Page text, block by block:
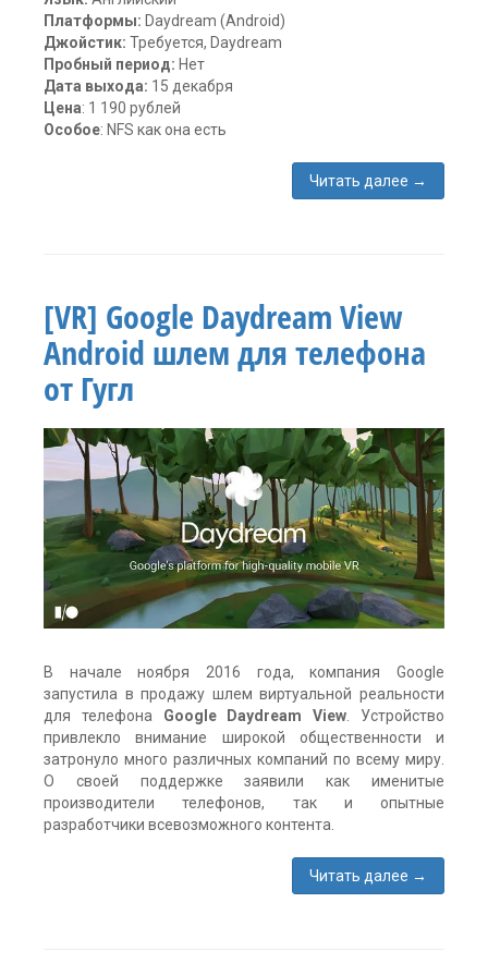
Платформы: Daydream (Android)
Джойстик: Требуется, Daydream
Пробный период: Нет
Дата выхода: 15 декабря
Цена: 1 190 рублей
Особое: NFS как она есть
Читать далее →
For
Speed,
Need
for
Speed
No
VR,
игра
мобильного,
машины
Один
комментарий
[VR] Google Daydream View
Android шлем для телефона
от Гугл
В начале ноября 2016 года, компания Google
запустила в продажу шлем виртуальной реальности
для телефона Google Daydream View . Устройство
привлекло внимание широкой общественности и
затронуло много различных компаний по всему миру.
О своей поддержке заявили как именитые
производители телефонов, так и опытные
разработчики всевозможного контента.
Читать далее →